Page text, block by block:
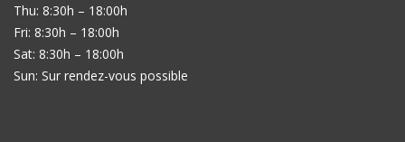
Thu: 8:30h – 18:00h
Fri: 8:30h – 18:00h
Sat: 8:30h – 18:00h
Sun: Sur rendez-vous possible